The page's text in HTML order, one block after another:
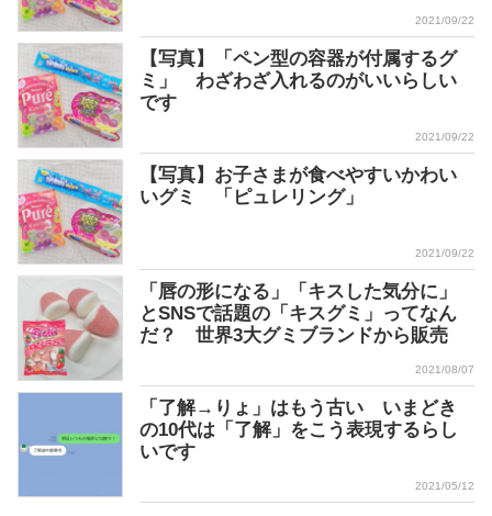
2021/09/22
【写真】「ペン型の容器が付属するグ
ミ」 わざわざ入れるのがいいらしい
です
2021/09/22
【写真】お子さまが食べやすいかわい
いグミ 「ピュレリング」
2021/09/22
「唇の形になる」「キスした気分に」
とSNSで話題の「キスグミ」ってなん
だ？ 世界3大グミブランドから販売
2021/08/07
「了解→りょ」はもう古い いまどき
の10代は「了解」をこう表現するらし
いです
2021/05/12